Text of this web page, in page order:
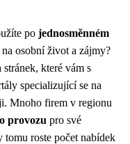
po jednosměnném
osobní život a zájmy?
které vám s
specializující se na
Mnoho firem v regionu
provozu pro své
tomu roste počet nabídek